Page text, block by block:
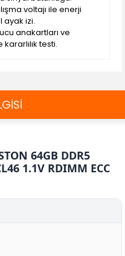
voltajı ile enerji
ayak izi.
anakartları ve
testi.
64GB DDR5
1.1V RDIMM ECC